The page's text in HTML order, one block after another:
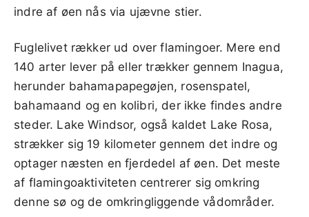
indre af øen nås via ujævne stier.
Fuglelivet rækker ud over flamingoer. Mere end
140 arter lever på eller trækker gennem Inagua,
herunder bahamapapegøjen, rosenspatel,
bahamaand og en kolibri, der ikke findes andre
steder. Lake Windsor, også kaldet Lake Rosa,
strækker sig 19 kilometer gennem det indre og
optager næsten en fjerdedel af øen. Det meste
af flamingoaktiviteten centrerer sig omkring
denne sø og de omkringliggende vådområder.